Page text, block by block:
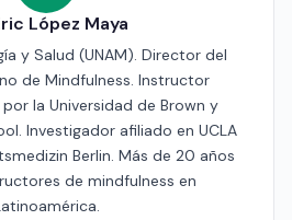
López Maya
y Salud (UNAM). Director del
de Mindfulness. Instructor
la Universidad de Brown y
Investigador afiliado en UCLA
Berlin. Más de 20 años
de mindfulness en